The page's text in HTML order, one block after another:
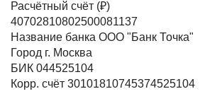
Расчётный счёт (₽)
40702810802500081137
Название банка ООО "Банк Точка"
Город г. Москва
БИК 044525104
Корр. счёт 30101810745374525104